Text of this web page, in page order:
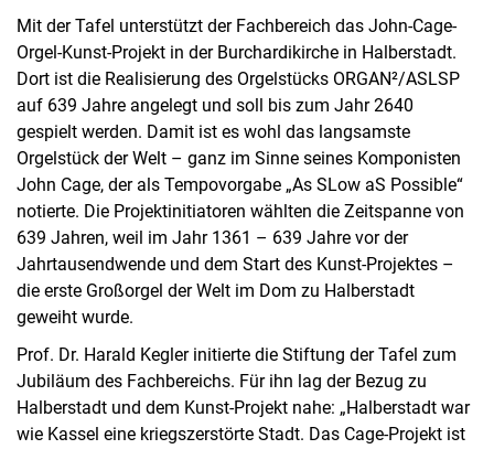
Mit der Tafel unterstützt der Fachbereich das John-Cage-
Orgel-Kunst-Projekt in der Burchardikirche in Halberstadt.
Dort ist die Realisierung des Orgelstücks ORGAN²/ASLSP
auf 639 Jahre angelegt und soll bis zum Jahr 2640
gespielt werden. Damit ist es wohl das langsamste
Orgelstück der Welt – ganz im Sinne seines Komponisten
John Cage, der als Tempovorgabe „As SLow aS Possible“
notierte. Die Projektinitiatoren wählten die Zeitspanne von
639 Jahren, weil im Jahr 1361 – 639 Jahre vor der
Jahrtausendwende und dem Start des Kunst-Projektes –
die erste Großorgel der Welt im Dom zu Halberstadt
geweiht wurde.
Prof. Dr. Harald Kegler initierte die Stiftung der Tafel zum
Jubiläum des Fachbereichs. Für ihn lag der Bezug zu
Halberstadt und dem Kunst-Projekt nahe: „Halberstadt war
wie Kassel eine kriegszerstörte Stadt. Das Cage-Projekt ist